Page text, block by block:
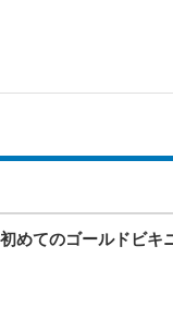
めてのゴールドビキ